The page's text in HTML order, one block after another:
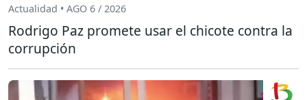
Actualidad • AGO 6 / 2026
Rodrigo Paz promete usar el chicote contra la
corrupción